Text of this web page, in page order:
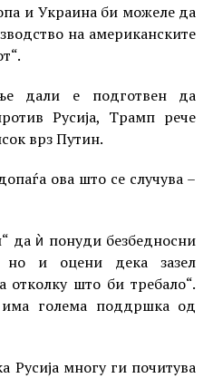
и Украина би можеле да
на американските
дали е подготвен да
Русија, Трамп рече
врз Путин.
ова што се случува –
да ѝ понуди безбедносни
но и оцени дека зазел
отколку што би требало“.
има голема поддршка од
Русија многу ги почитува